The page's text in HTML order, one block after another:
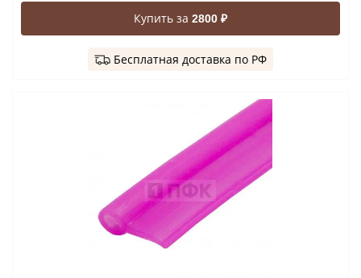
Купить за 2800 ₽
Бесплатная доставка по РФ